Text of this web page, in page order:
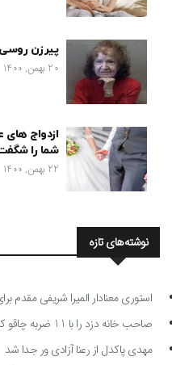
پیرزن روسی 68 ساله آدم
20 بهمن, 1400
ازدواج
شما را
22 بهمن, 1400
نوشته‌های تازه
استوری معنادار المیرا شریفی مقدم
صاحب خانه دزد را با 11 ضربه چاقو کشت
مهدی پاکدل از رعنا آزادی ور جدا شد